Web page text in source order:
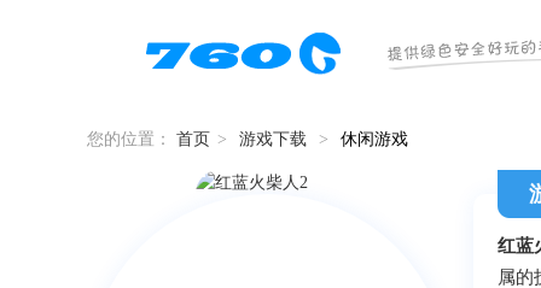
您的位置： 首页 > 游戏下载 > 休闲游戏
红蓝
属的